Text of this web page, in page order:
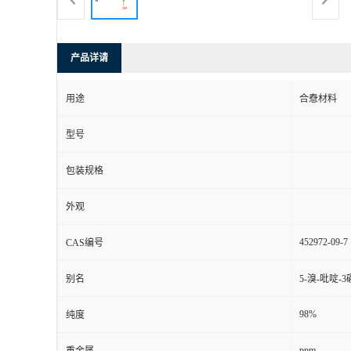
产品详请
用途 合憃材料
型号
包装规格
外观
CAS编号 452972-09-7
别名 5-溴-吡啶-3
纯度 98%